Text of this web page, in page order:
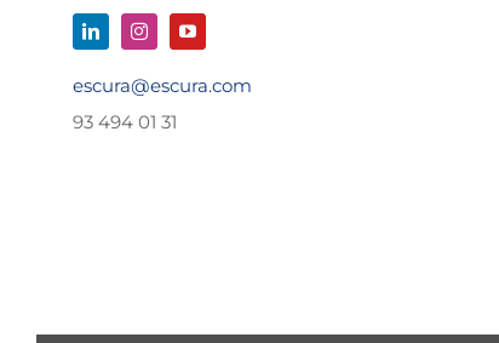
escura@escura.com
93 494 01 31